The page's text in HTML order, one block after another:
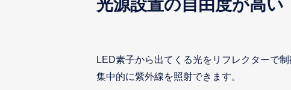
光源設置の自由度が高い
LED素子から出てくる光をリフレクターで
集中的に紫外線を照射できます。